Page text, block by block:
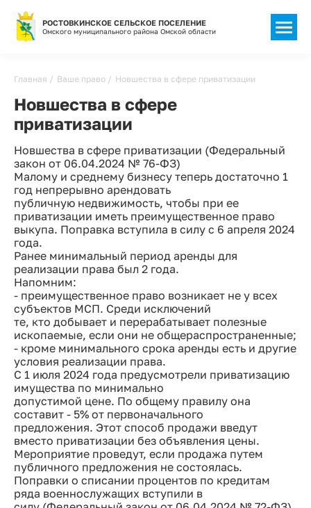
РОСТОВКИНСКОЕ СЕЛЬСКОЕ ПОСЕЛЕНИЕ
Омского муниципального района Омской области
Строка
навигации
Главная Ваше право Новшества в сфере приватизации
Новшества в сфере
приватизации
Новшества в сфере приватизации (Федеральный
закон от 06.04.2024 № 76-ФЗ)
Малому и среднему бизнесу теперь достаточно 1
год непрерывно арендовать
публичную недвижимость, чтобы при ее
приватизации иметь преимущественное право
выкупа. Поправка вступила в силу с 6 апреля 2024
года.
Ранее минимальный период аренды для
реализации права был 2 года.
Напомним:
- преимущественное право возникает не у всех
субъектов МСП. Среди исключений
те, кто добывает и перерабатывает полезные
ископаемые, если они не общераспространенные;
- кроме минимального срока аренды есть и другие
условия реализации права.
С 1 июля 2024 года предусмотрели приватизацию
имущества по минимально
допустимой цене. По общему правилу она
составит - 5% от первоначального
предложения. Этот способ продажи введут
вместо приватизации без объявления цены.
Мероприятие проведут, если продажа путем
публичного предложения не состоялась.
Поправки о списании процентов по кредитам
ряда военнослужащих вступили в